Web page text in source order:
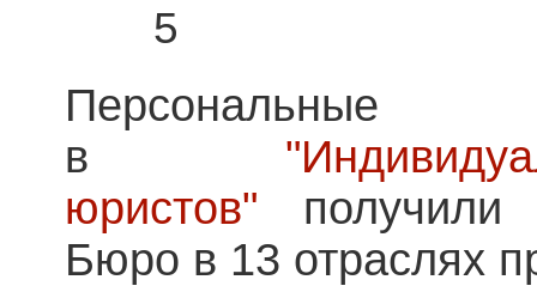
5
в
юристов"
Бюро в 13 отраслях